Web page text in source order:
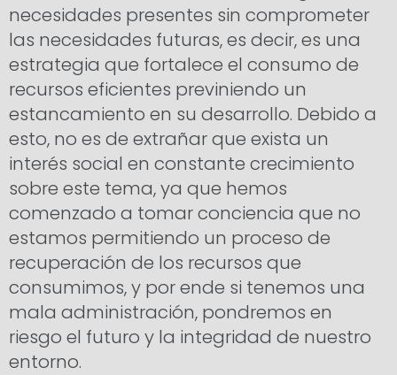
necesidades presentes sin comprometer
las necesidades futuras, es decir, es una
estrategia que fortalece el consumo de
recursos eficientes previniendo un
estancamiento en su desarrollo. Debido a
esto, no es de extrañar que exista un
interés social en constante crecimiento
sobre este tema, ya que hemos
comenzado a tomar conciencia que no
estamos permitiendo un proceso de
recuperación de los recursos que
consumimos, y por ende si tenemos una
mala administración, pondremos en
riesgo el futuro y la integridad de nuestro
entorno.